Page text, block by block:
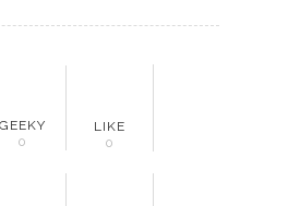
GEEKY
0
LIKE
0